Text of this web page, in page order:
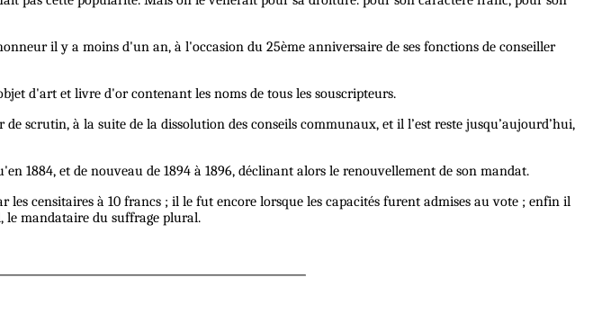
il y a moins d'un an, à l'occasion du 25ème anniversaire de ses fonctions de conseiller
d'art et livre d'or contenant les noms de tous les souscripteurs.
scrutin, à la suite de la dissolution des conseils communaux, et il l’est reste jusqu’aujourd’hui,
1884, et de nouveau de 1894 à 1896, déclinant alors le renouvellement de son mandat.
censitaires à 10 francs ; il le fut encore lorsque les capacités furent admises au vote ; enfin il
le mandataire du suffrage plural.